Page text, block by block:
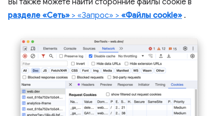
разделе «Сеть» > «Запрос» > «Файлы cookie» .